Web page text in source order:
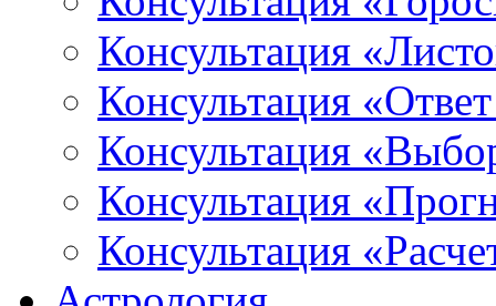
Консультация
Консультация
Консультация
Консультация
Консультация